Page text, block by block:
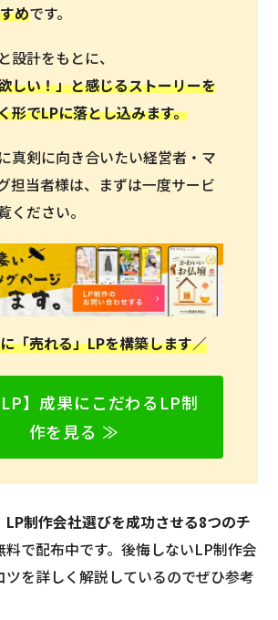
めです。
設計をもとに、
しい！」と感じるストーリーを
形でLPに落とし込みます。
真剣に向き合いたい経営者・マ
担当者様は、まずは一度サービ
ください。
「売れる」LPを構築します／
LP】成果にこだわるLP制
作を見る ≫
LP制作会社選びを成功させる8つのチ
料で配布中です。後悔しないLP制作会
ツを詳しく解説しているのでぜひ参考